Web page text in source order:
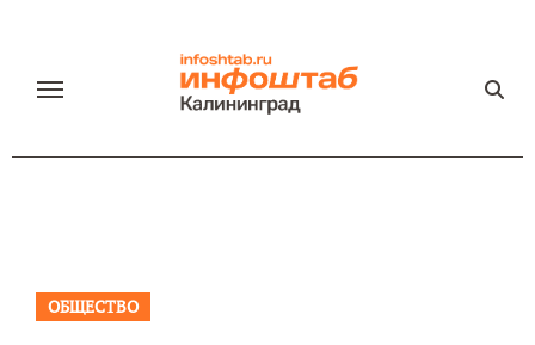
содержанию
ОБЩЕСТВО